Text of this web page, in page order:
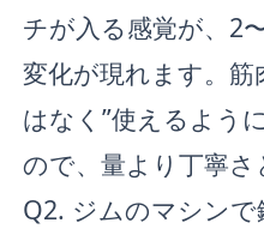
チが入る感覚が、2
変化が現れます。筋
はなく”使えるよう
ので、量より丁寧さ
Q2. ジムのマシン